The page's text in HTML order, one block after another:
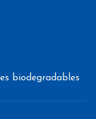
biodegradables